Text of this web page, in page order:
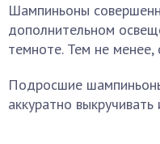
Шампиньоны
дополнительном
темноте. Тем не
Подросшие
аккуратно